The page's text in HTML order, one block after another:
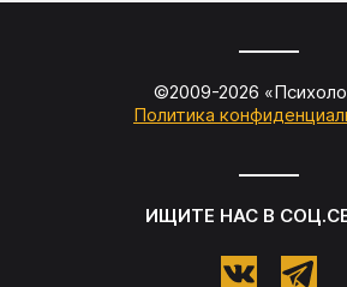
©2009-2026 «
Политика
ИЩИТЕ НАС В